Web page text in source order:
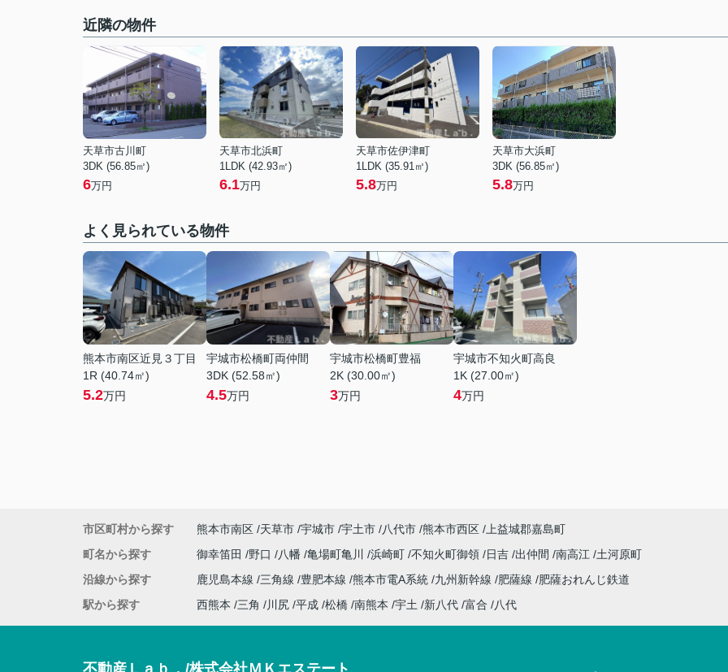
近隣の物件
天草市古川町
3DK (56.85㎡)
6万円
天草市北浜町
1LDK (42.93㎡)
6.1万円
天草市佐伊津町
1LDK (35.91㎡)
5.8万円
天草市大浜町
3DK (56.85㎡)
5.8万円
よく見られている物件
熊本市南区近見３丁目
1R (40.74㎡)
5.2万円
宇城市松橋町両仲間
3DK (52.58㎡)
4.5万円
宇城市松橋町豊福
2K (30.00㎡)
3万円
宇城市不知火町高良
1K (27.00㎡)
4万円
市区町村から探す 熊本市南区 天草市 宇城市 宇土市 八代市 熊本市西区
上益城郡嘉島町
町名から探す
御幸笛田 野口 八幡 亀場町亀川 浜崎町 不知火町御領 日吉 出仲間 南高江
土河原町
沿線から探す
鹿児島本線 三角線 豊肥本線 熊本市電A系統 九州新幹線 肥薩線
肥薩おれんじ鉄道
駅から探す
西熊本 三角 川尻 平成 松橋 南熊本 宇土 新八代 富合 八代
不動産Ｌａｂ．/株式会社ＭＫエステート